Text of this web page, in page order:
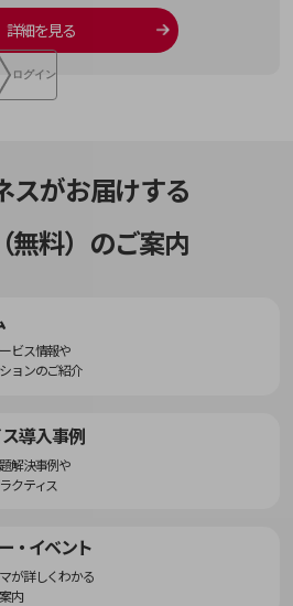
ログイン
詳細を見る
スがお届けする
無料）のご案内
ビス情報や
ョンのご紹介
導入事例
解決事例や
クティス
・イベント
が詳しくわかる
内